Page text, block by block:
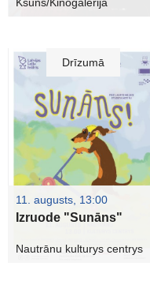
Drīzumā
11. augusts, 13:00
Izruode "Sunāns"
Nautrānu kulturys centrys